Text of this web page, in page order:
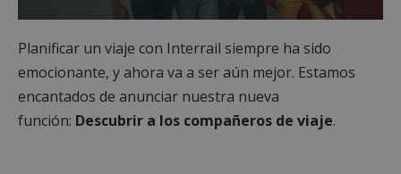
Planificar un viaje con Interrail siempre ha sido
emocionante, y ahora va a ser aún mejor. Estamos
encantados de anunciar nuestra nueva
función: Descubrir a los compañeros de viaje.